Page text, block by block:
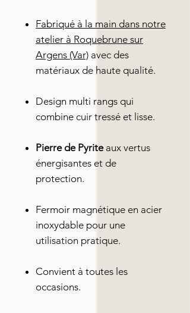
Fabriqué à la main dans notre
atelier à Roquebrune sur
Argens (Var) avec des
matériaux de haute qualité.
Design multi rangs qui
combine cuir tressé et lisse.
Pierre de Pyriteaux vertus
énergisantes et de
protection.
Fermoir magnétique en acier
inoxydable pour une
utilisation pratique.
Convient à toutes les
occasions.